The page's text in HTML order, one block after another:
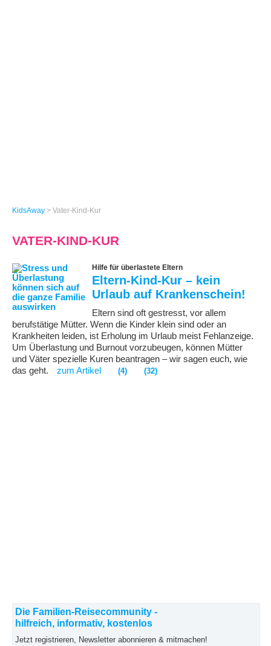
KidsAway > Vater-Kind-Kur
VATER-KIND-KUR
Hilfe für überlastete Eltern
Eltern-Kind-Kur – kein
Urlaub auf Krankenschein!
Eltern sind oft gestresst, vor allem
berufstätige Mütter. Wenn die Kinder klein sind oder an
Krankheiten leiden, ist Erholung im Urlaub meist Fehlanzeige.
Um Überlastung und Burnout vorzubeugen, können Mütter
und Väter spezielle Kuren beantragen – wir sagen euch, wie
das geht.
zum Artikel (4) (32)
Die Familien-Reisecommunity -
hilfreich, informativ, kostenlos
Jetzt registrieren, Newsletter abonnieren & mitmachen!